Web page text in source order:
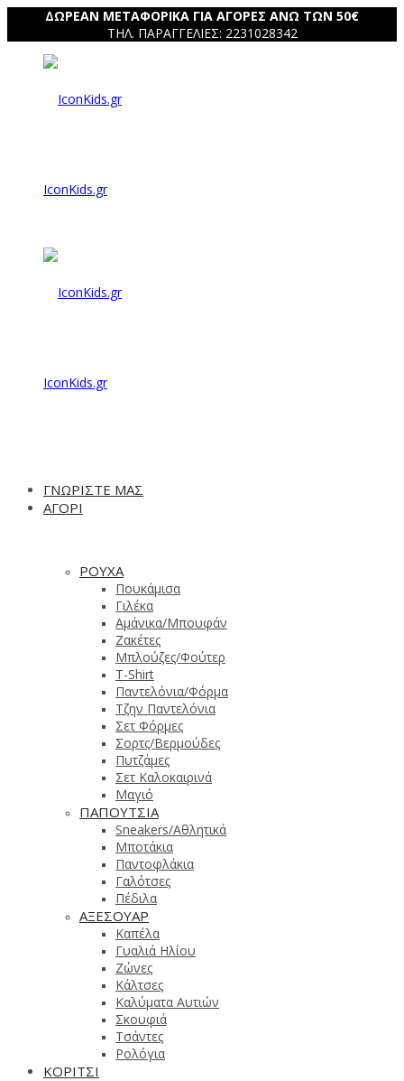
ΔΩΡΕΑΝ ΜΕΤΑΦΟΡΙΚΑ ΓΙΑ ΑΓΟΡΕΣ ΑΝΩ ΤΩΝ 50€
ΤΗΛ. ΠΑΡΑΓΓΕΛΙΕΣ: 2231028342
IconKids.gr
IconKids.gr
ΓΝΩΡΙΣΤΕ ΜΑΣ
ΑΓΟΡΙ
ΡΟΥΧΑ
Πουκάμισα
Γιλέκα
Αμάνικα/Μπουφάν
Ζακέτες
Μπλούζες/Φούτερ
T-Shirt
Παντελόνια/Φόρμα
Τζην Παντελόνια
Σετ Φόρμες
Σορτς/Βερμούδες
Πυτζάμες
Σετ Καλοκαιρινά
Μαγιό
ΠΑΠΟΥΤΣΙΑ
Sneakers/Aθλητικά
Μποτάκια
Παντοφλάκια
Γαλότσες
Πέδιλα
ΑΞΕΣΟΥΑΡ
Καπέλα
Γυαλιά Ηλίου
Ζώνες
Κάλτσες
Καλύματα Αυτιών
Σκουφιά
Τσάντες
Ρολόγια
ΚΟΡΙΤΣΙ